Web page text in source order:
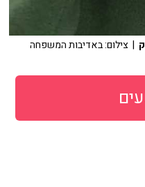
| צילום: באדיבות המשפחה